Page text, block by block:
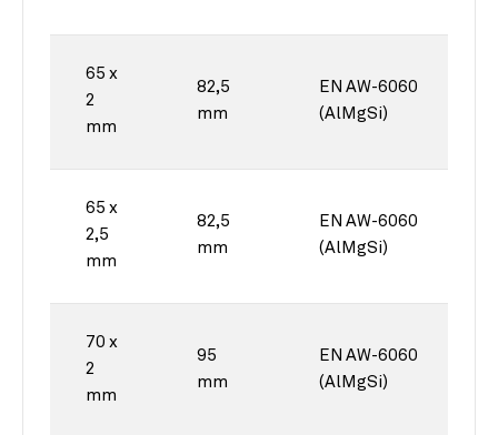
65 x
2
mm
82,5
mm
EN AW-6060
(AlMgSi)
65 x
2,5
mm
82,5
mm
EN AW-6060
(AlMgSi)
70 x
2
mm
95
mm
EN AW-6060
(AlMgSi)